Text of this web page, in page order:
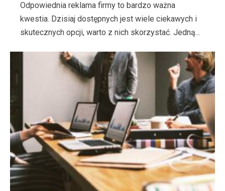
Odpowiednia reklama firmy to bardzo ważna
kwestia. Dzisiaj dostępnych jest wiele ciekawych i
skutecznych opcji, warto z nich skorzystać. Jedną...